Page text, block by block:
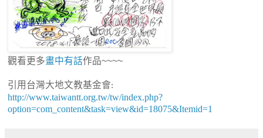
觀看更多畫中有話作品~~~~
引用台灣大地文教基金會:
http://www.taiwantt.org.tw/tw/index.php?
option=com_content&task=view&id=18075&Itemid=1